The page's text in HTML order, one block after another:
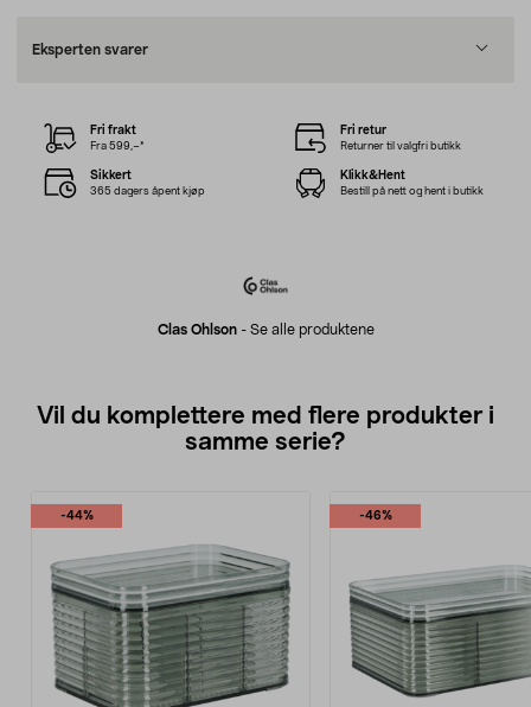
Eksperten svarer
Clas Ohlson- Se alle produktene
Fri frakt
Fra 599,–*
Fri retur
Returner til valgfri butikk
Sikkert
365 dagers åpent kjøp
Klikk&Hent
Bestill på nett og hent i butikk
Vil du komplettere med flere produkter i
samme serie?
-44% -46%